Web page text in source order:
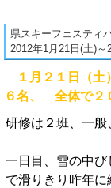
県スキーフェステ
2012年1月21日(土)～
１月２１日（
６名、 全体で２
研修は２班、一般
一日目、雪の中び
で滑りきり昨年に